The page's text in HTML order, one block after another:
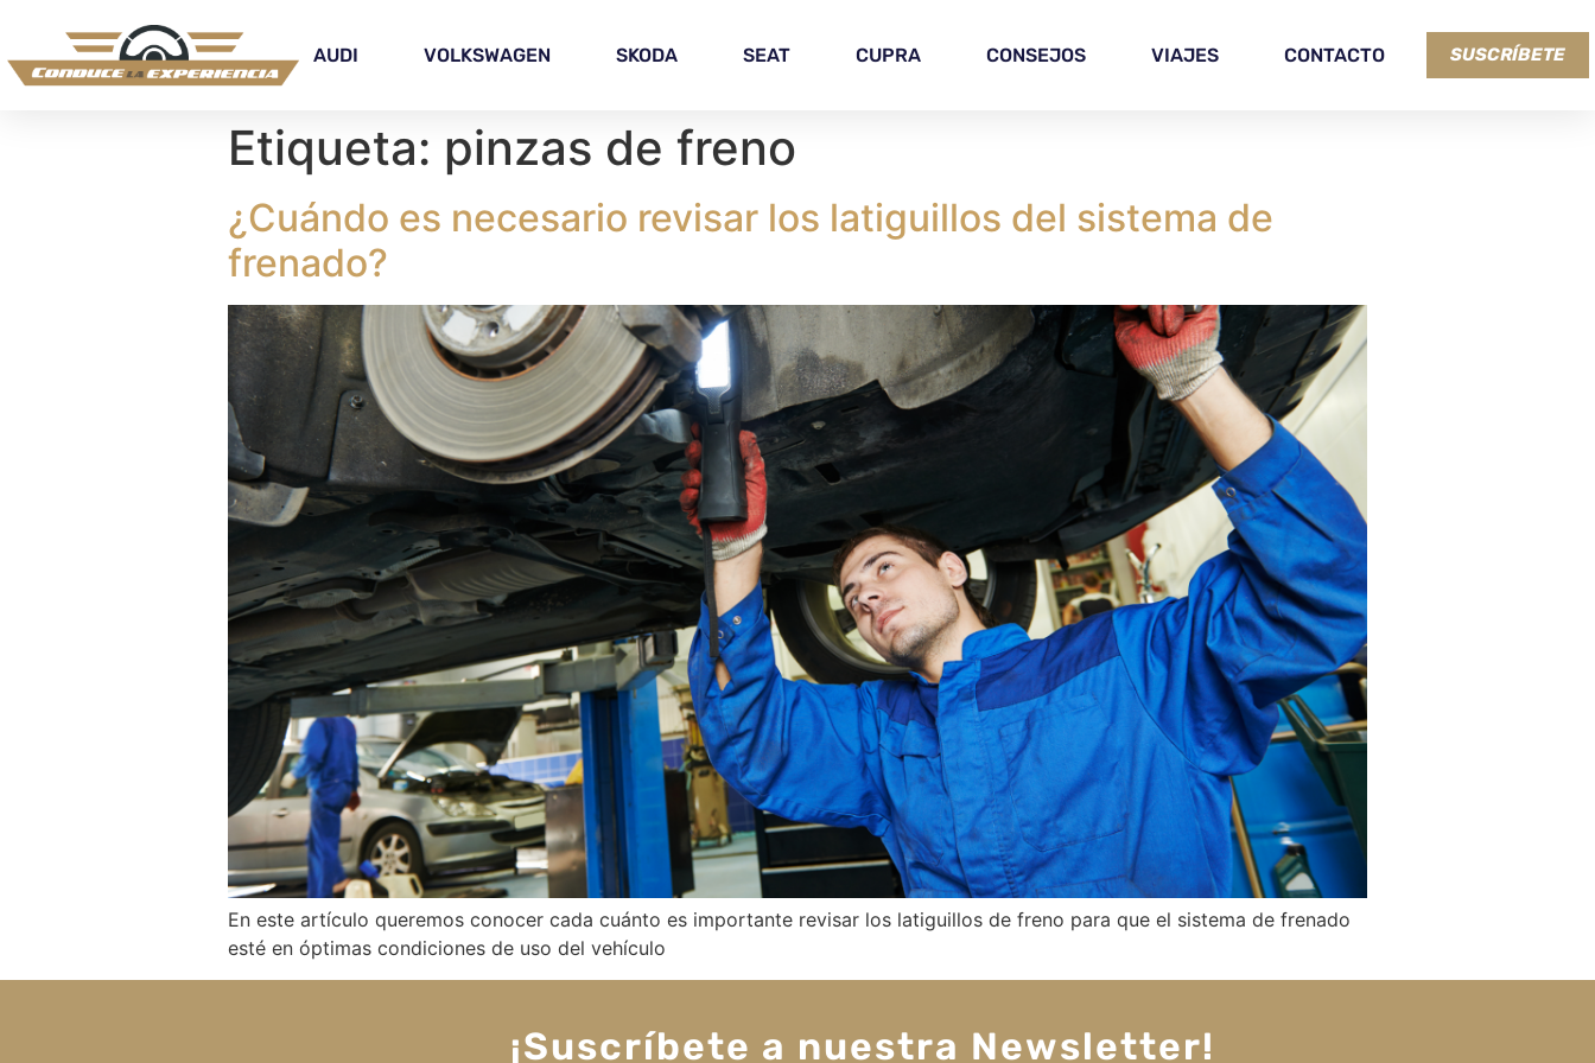
AUDI VOLKSWAGEN SKODA SEAT CUPRA CONSEJOS VIAJES CONTACTO SUSCRÍBETE
Etiqueta: pinzas de freno
¿Cuándo es necesario revisar los latiguillos del sistema de
frenado?
En este artículo queremos conocer cada cuánto es importante revisar los latiguillos de freno para que el sistema de frenado
esté en óptimas condiciones de uso del vehículo
¡Suscríbete a nuestra Newsletter!